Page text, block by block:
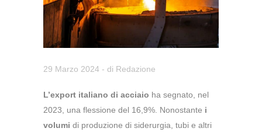
29 Marzo 2024 - di Redazione
L’export italiano di acciaio ha segnato, nel
2023, una flessione del 16,9%. Nonostante i
volumi di produzione di siderurgia, tubi e altri